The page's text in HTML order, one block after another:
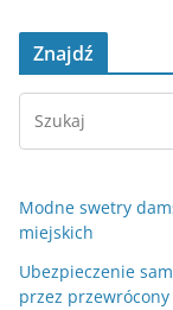
Znajdź
Modne swetry
miejskich
Ubezpieczenie
przez